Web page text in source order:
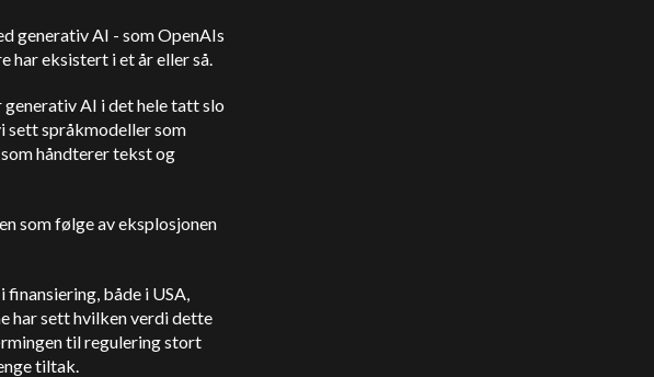
generativ AI - som OpenAIs
har eksistert i et år eller så.
AI i det hele tatt slo
sett språkmodeller som
håndterer tekst og
som følge av eksplosjonen
både i USA,
har sett hvilken verdi dette
til regulering stort
tiltak.